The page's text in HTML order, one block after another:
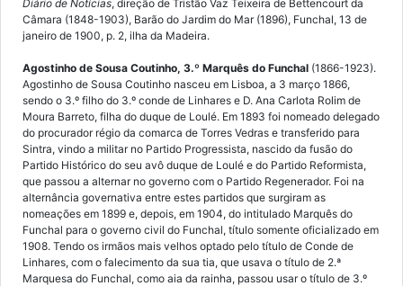
Diário de Notícias, direção de Tristão Vaz Teixeira de Bettencourt da
Câmara (1848-1903), Barão do Jardim do Mar (1896), Funchal, 13 de
janeiro de 1900, p. 2, ilha da Madeira.
Agostinho de Sousa Coutinho, 3.º Marquês do Funchal (1866-1923).
Agostinho de Sousa Coutinho nasceu em Lisboa, a 3 março 1866,
sendo o 3.º filho do 3.º conde de Linhares e D. Ana Carlota Rolim de
Moura Barreto, filha do duque de Loulé. Em 1893 foi nomeado delegado
do procurador régio da comarca de Torres Vedras e transferido para
Sintra, vindo a militar no Partido Progressista, nascido da fusão do
Partido Histórico do seu avô duque de Loulé e do Partido Reformista,
que passou a alternar no governo com o Partido Regenerador. Foi na
alternância governativa entre estes partidos que surgiram as
nomeações em 1899 e, depois, em 1904, do intitulado Marquês do
Funchal para o governo civil do Funchal, título somente oficializado em
1908. Tendo os irmãos mais velhos optado pelo título de Conde de
Linhares, com o falecimento da sua tia, que usava o título de 2.ª
Marquesa do Funchal, como aia da rainha, passou usar o título de 3.º